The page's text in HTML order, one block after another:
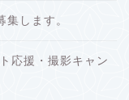
集します。
応援・撮影キャン